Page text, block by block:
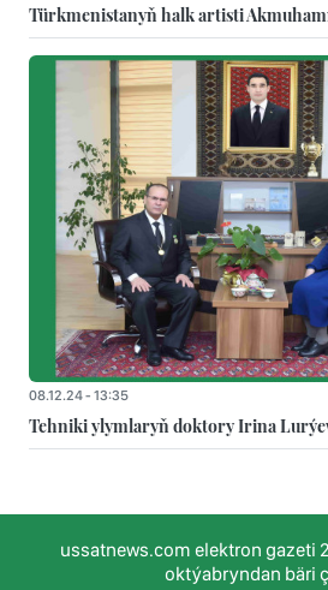
Türkmenistanyň halk artisti
08.12.24 - 13:35
Tehniki ylymlaryň doktory Irina
ussatnews.com elektron gazeti
oktýabryndan bäri